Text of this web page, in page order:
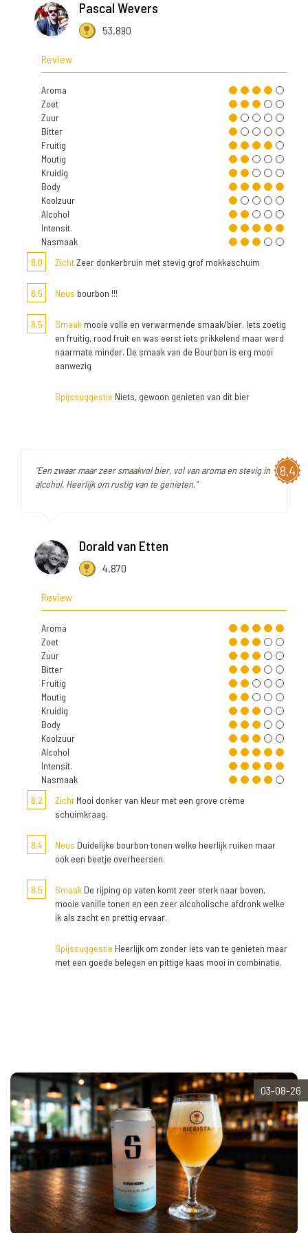
Pascal Wevers
53.890
Review
Aroma
Zoet
Zuur
Bitter
Fruitig
Moutig
Kruidig
Body
Koolzuur
Alcohol
Intensit.
Nasmaak
8,0
ZichtZeer donkerbruin met stevig grof mokkaschuim
8,5 Neus bourbon !!!
8,5 Smaak mooie volle en verwarmende smaak/bier. Iets zoetig
en fruitig, rood fruit en was eerst iets prikkelend maar werd
naarmate minder. De smaak van de Bourbon is erg mooi
aanwezig
Spijssuggestie Niets, gewoon genieten van dit bier
8,4
"Een zwaar maar zeer smaakvol bier, vol van aroma en stevig in
alcohol. Heerlijk om rustig van te genieten."
Dorald van Etten
4.870
Review
Aroma
Zoet
Zuur
Bitter
Fruitig
Moutig
Kruidig
Body
Koolzuur
Alcohol
Intensit.
Nasmaak
8,2
Zicht Mooi donker van kleur met een grove crème
schuimkraag.
8,4 Neus Duidelijke bourbon tonen welke heerlijk ruiken maar
ook een beetje overheersen.
8,5 Smaak De rijping op vaten komt zeer sterk naar boven,
mooie vanille tonen en een zeer alcoholische afdronk welke
ik als zacht en prettig ervaar.
Spijssuggestie Heerlijk om zonder iets van te genieten maar
met een goede belegen en pittige kaas mooi in combinatie.
03-08-26